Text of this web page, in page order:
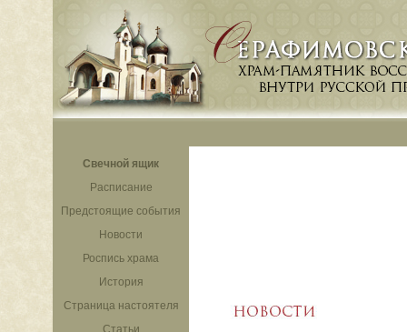
Свечной ящик
Расписание
Предстоящие события
Новости
Роспись храма
История
Страница настоятеля
Статьи